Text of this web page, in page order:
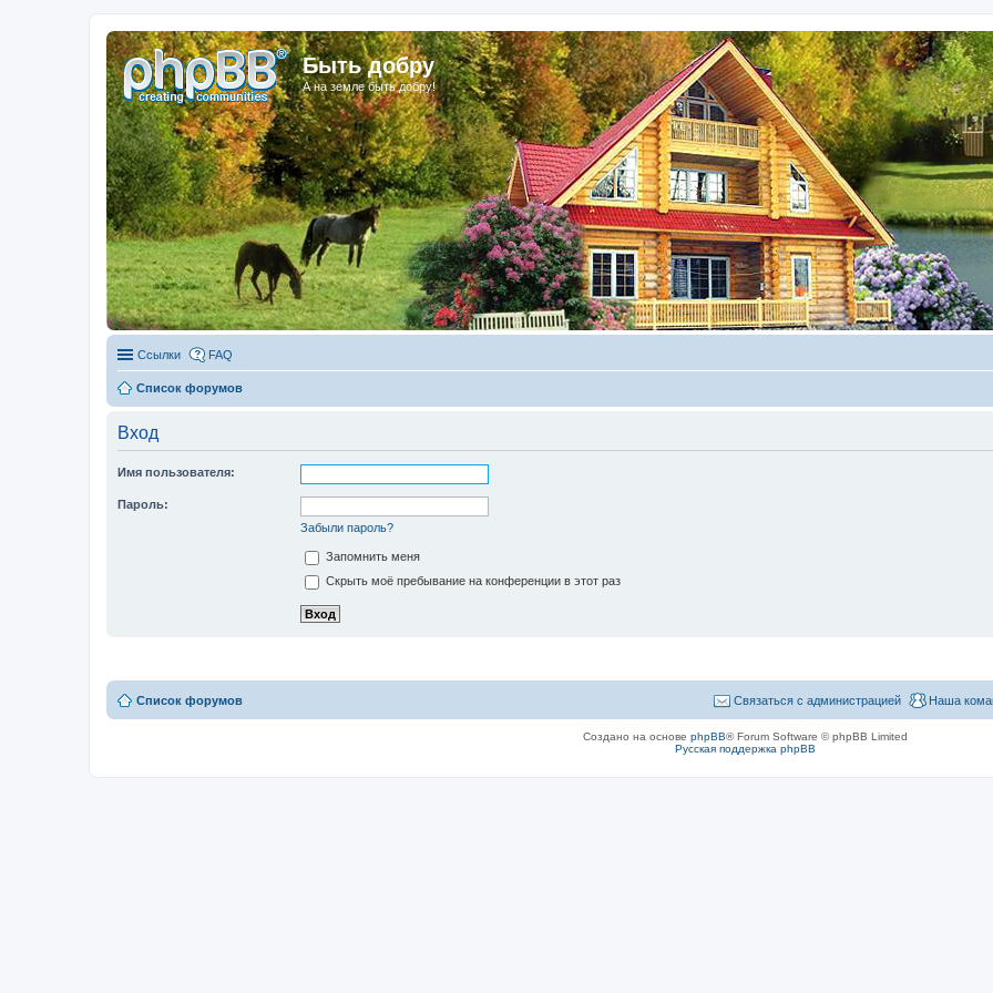
Быть добру
А на земле быть добру!
Ссылки FAQ
Список форумов
Вход
Имя пользователя:
Пароль:
Забыли пароль?
Запомнить меня
Скрыть моё пребывание на конференции в этот раз
Список форумов Наша
Связаться с администрацией
Создано на основе phpBB® Forum Software © phpBB Limited
Русская поддержка phpBB